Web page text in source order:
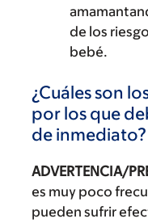
de los
bebé.
¿Cuáles son
por los que
de inmediato?
ADVERTENCIA/
es muy poco
pueden sufrir